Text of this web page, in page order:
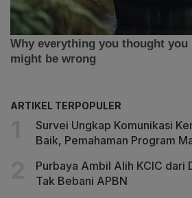
ARTIKEL TERPOPULER
Survei Ungkap Komunikasi
Baik, Pemahaman Program
Purbaya Ambil Alih KCIC dari
Tak Bebani APBN